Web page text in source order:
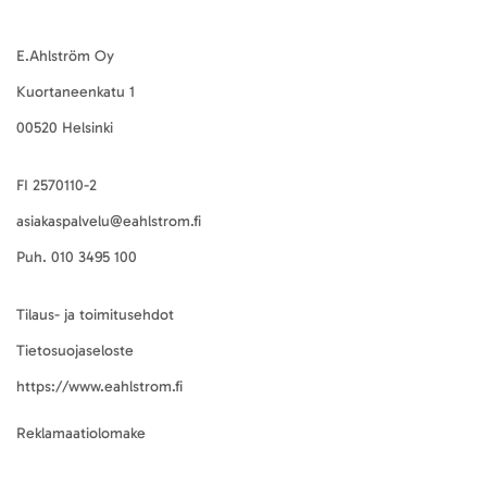
E.Ahlström Oy
Kuortaneenkatu 1
00520 Helsinki
FI 2570110-2
asiakaspalvelu@eahlstrom.fi
Puh. 010 3495 100
Tilaus- ja toimitusehdot
Tietosuojaseloste
https://www.eahlstrom.fi
Reklamaatiolomake